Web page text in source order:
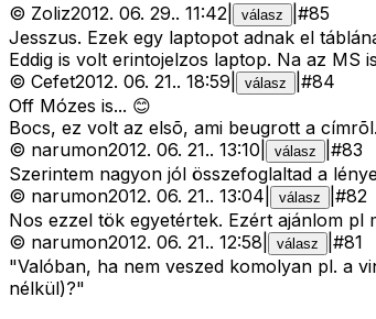
© Zoliz2012. 06. 29.. 11:42 válasz #85
Jesszus. Ezek egy laptopot adnak el
Eddig is volt erintojelzos laptop. Na az MS
© Cefet2012. 06. 21.. 18:59 válasz #84
Off Mózes is... 😊
Bocs, ez volt az elsõ, ami beugrott a címrõl.
© narumon2012. 06. 21.. 13:10 válasz #83
Szerintem nagyon jól összefoglaltad a
© narumon2012. 06. 21.. 13:04 válasz #82
Nos ezzel tök egyetértek. Ezért ajánlom pl
© narumon2012. 06. 21.. 12:58 válasz #81
"Valóban, ha nem veszed komolyan pl. a
nélkül)?"